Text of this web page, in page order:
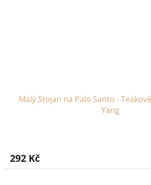
Malý Stojan na Palo Santo -
Yang
292 Kč